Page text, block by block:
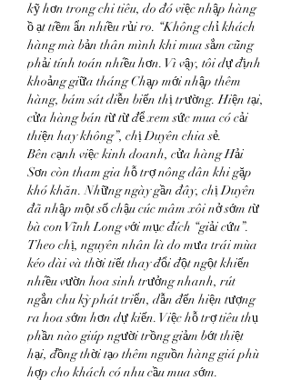
kỹ hơn trong chi tiêu, do đó việc nhập hàng
ồ ạt tiềm ẩn nhiều rủi ro. “Không chỉ khách
hàng mà bản thân mình khi mua sắm cũng
phải tính toán nhiều hơn. Vì vậy, tôi dự định
khoảng giữa tháng Chạp mới nhập thêm
hàng, bám sát diễn biến thị trường. Hiện tại,
cửa hàng bán từ từ để xem sức mua có cải
thiện hay không”, chị Duyên chia sẻ.
Bên cạnh việc kinh doanh, cửa hàng Hải
Sơn còn tham gia hỗ trợ nông dân khi gặp
khó khăn. Những ngày gần đây, chị Duyên
đã nhập một số chậu cúc mâm xôi nở sớm từ
bà con Vĩnh Long với mục đích “giải cứu”.
Theo chị, nguyên nhân là do mưa trái mùa
kéo dài và thời tiết thay đổi đột ngột khiến
nhiều vườn hoa sinh trưởng nhanh, rút
ngắn chu kỳ phát triển, dẫn đến hiện tượng
ra hoa sớm hơn dự kiến. Việc hỗ trợ tiêu thụ
phần nào giúp người trồng giảm bớt thiệt
hại, đồng thời tạo thêm nguồn hàng giá phù
hợp cho khách có nhu cầu mua sớm.